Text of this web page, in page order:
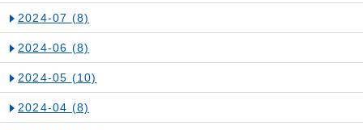
2024-07 (8)
2024-06 (8)
2024-05 (10)
2024-04 (8)